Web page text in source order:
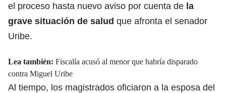
el proceso hasta nuevo aviso por cuenta de la
grave situación de salud que afronta el senador
Uribe.
Lea también: Fiscalía acusó al menor que habría disparado
contra Miguel Uribe
Al tiempo, los magistrados oficiaron a la esposa del